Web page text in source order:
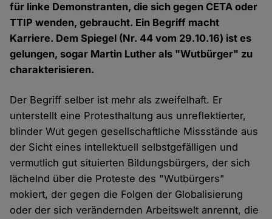
für linke Demonstranten, die sich gegen CETA oder
TTIP wenden, gebraucht. Ein Begriff macht
Karriere. Dem Spiegel (Nr. 44 vom 29.10.16) ist es
gelungen, sogar Martin Luther als "Wutbürger" zu
charakterisieren.
Der Begriff selber ist mehr als zweifelhaft. Er
unterstellt eine Protesthaltung aus unreflektierter,
blinder Wut gegen gesellschaftliche Missstände aus
der Sicht eines intellektuell selbstgefälligen und
vermutlich gut situierten Bildungsbürgers, der sich
lächelnd über die Proteste des "Wutbürgers"
mokiert, der gegen die Folgen der Globalisierung
oder der sich verändernden Arbeitswelt anrennt, die